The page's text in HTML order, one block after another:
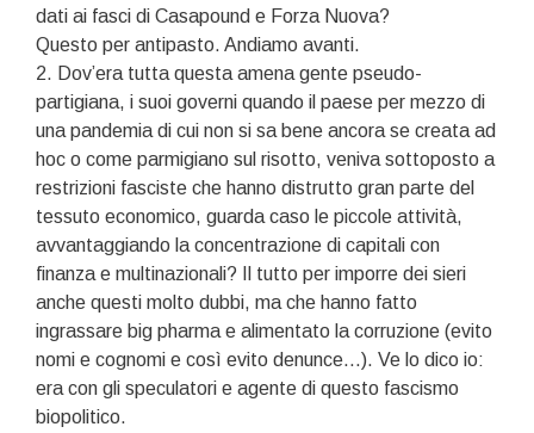
dati ai fasci di Casapound e Forza Nuova?
Questo per antipasto. Andiamo avanti.
2. Dov’era tutta questa amena gente pseudo-
partigiana, i suoi governi quando il paese per mezzo di
una pandemia di cui non si sa bene ancora se creata ad
hoc o come parmigiano sul risotto, veniva sottoposto a
restrizioni fasciste che hanno distrutto gran parte del
tessuto economico, guarda caso le piccole attività,
avvantaggiando la concentrazione di capitali con
finanza e multinazionali? Il tutto per imporre dei sieri
anche questi molto dubbi, ma che hanno fatto
ingrassare big pharma e alimentato la corruzione (evito
nomi e cognomi e così evito denunce…). Ve lo dico io:
era con gli speculatori e agente di questo fascismo
biopolitico.